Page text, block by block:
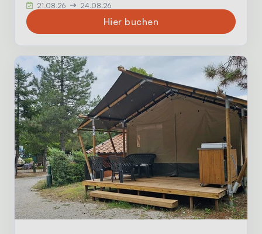
21.08.26
24.08.26
Hier buchen